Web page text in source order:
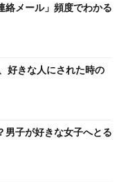
絡メール」頻度でわかる
好きな人にされた時の
男子が好きな女子へとる